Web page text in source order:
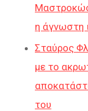
η άγνωστη
Σταύρος
με το
του